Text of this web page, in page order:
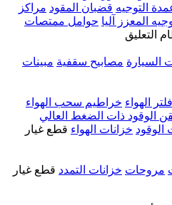
التوجيه قضبان المقود مراكز
المعزز آليا حوامل ممتصات
التعليق
السيارة مصابيح سقفية مبينات
الهواء خراطيم سحب الهواء
الوقود ذات الضغط العالي
الوقود خزانات الهواء قطع غيار
مروحات خزانات التمدد قطع غيار